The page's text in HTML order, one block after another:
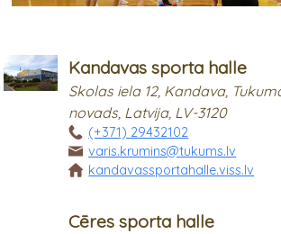
Kandavas sporta halle
Skolas iela 12, Kandava,
novads, Latvija, LV-3120
(+371) 29432102
varis.krumins@tukums.lv
kandavassportahalle.viss.lv
Cēres sporta halle